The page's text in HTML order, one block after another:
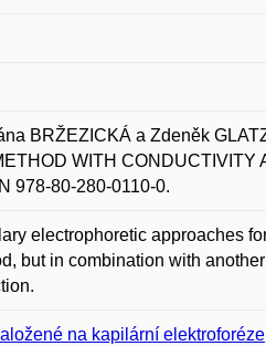
BRŽEZICKÁ a Zdeněk
WITH CONDUCTIVITY
978-80-280-0110-0.
electrophoretic approaches
but in combination with
na kapilární elektroforéze